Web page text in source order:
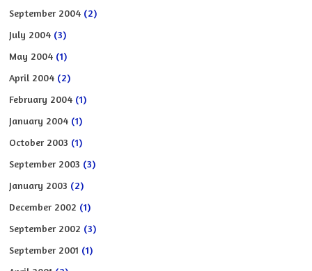
September 2004 (2)
July 2004 (3)
May 2004 (1)
April 2004 (2)
February 2004 (1)
January 2004 (1)
October 2003 (1)
September 2003 (3)
January 2003 (2)
December 2002 (1)
September 2002 (3)
September 2001 (1)